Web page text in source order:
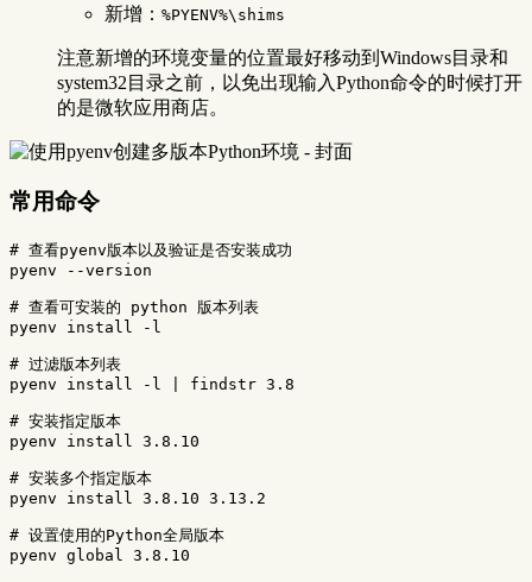
新增： %PYENV%\shims
注意新增的环境变量的位置最好移动到Windows目录和
system32目录之前，以免出现输入Python命令的时候打开
的是微软应用商店。
常用命令
# 查看pyenv版本以及验证是否安装成功
pyenv
--version
# 查看可安装的 python 版本列表
pyenv install -l
# 过滤版本列表
pyenv install -l | findstr 3.8
# 安装指定版本
pyenv install 3.8.10
# 安装多个指定版本
pyenv install 3.8.10 3.13.2
# 设置使用的Python全局版本
pyenv global 3.8.10